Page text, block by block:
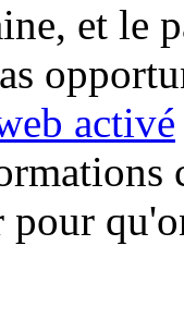
et le
activé
pour